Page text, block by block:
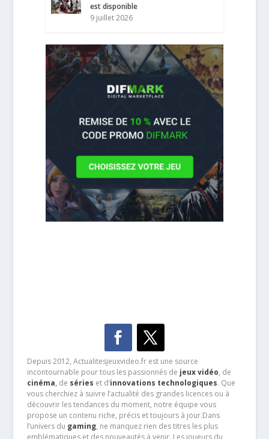
est disponible
9 juillet 2026
Depuis 2012, Actualitesjeuxvideo.fr est une source
incontournable pour tous les passionnés de jeux vidéo, de
cinéma,de séries et d’innovations technologiques. Que
vous cherchiez à suivre l’actualité des grandes licences ou à
découvrir les tendances du moment, notre équipe vous
propose un contenu riche, précis et toujours à jour.Dans
l’univers du gaming, ne manquez rien des titres les plus